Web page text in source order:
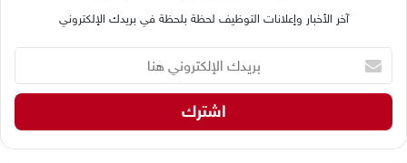
آخر الأخبار وإعلانات التوظيف لحظة بلحظة في بريدك الإلكتروني
ي
ك
ا